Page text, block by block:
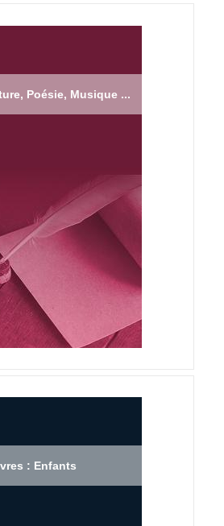
Poésie, Musique ...
: Enfants